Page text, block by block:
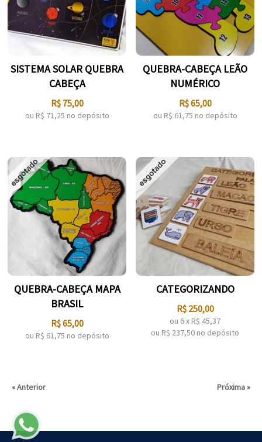
SISTEMA SOLAR QUEBRA
CABEÇA
R$ 75,00
ou R$ 71,25 no depósito
QUEBRA-CABEÇA LEÃO
NUMÉRICO
R$65,00
ou R$ 61,75 no depósito
QUEBRA-CABEÇA MAPA
BRASIL
R$65,00
ou R$ 61,75 no depósito
CATEGORIZANDO
R$ 250,00
ou 6x R$ 45,37
ou R$ 237,50 no depósito
« Anterior Próxima »